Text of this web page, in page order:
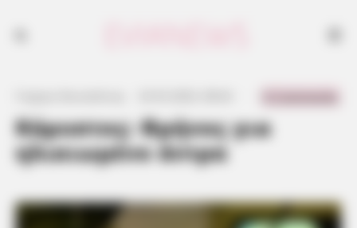
Κάρυστος: Θρήνος για
ηλικιωμένο άντρα